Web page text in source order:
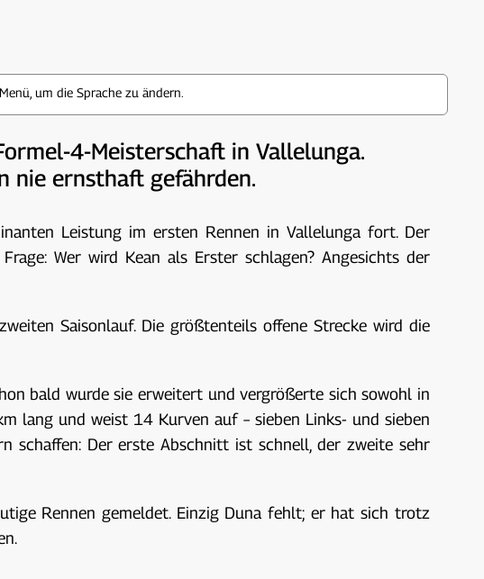
um die Sprache zu ändern.
4-Meisterschaft in Vallelunga.
nie ernsthaft gefährden.
Leistung im ersten Rennen in Vallelunga fort. Der
Wer wird Kean als Erster schlagen? Angesichts der
Saisonlauf. Die größtenteils offene Strecke wird die
bald wurde sie erweitert und vergrößerte sich sowohl in
lang und weist 14 Kurven auf – sieben Links- und sieben
schaffen: Der erste Abschnitt ist schnell, der zweite sehr
Rennen gemeldet. Einzig Duna fehlt; er hat sich trotz